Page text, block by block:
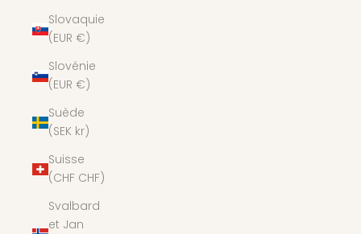
Slovaquie
(EUR €)
Slovénie
(EUR €)
Suède
(SEK kr)
Suisse
(CHF CHF)
Svalbard
et Jan